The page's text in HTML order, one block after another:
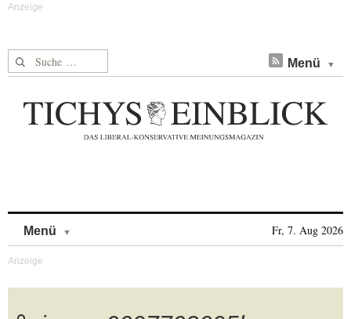
Suche nach: Menü
Menü Fr, 7. Aug 2026